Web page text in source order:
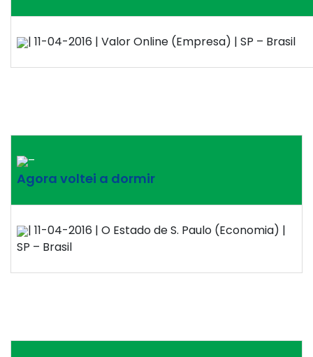
| 11-04-2016 | Valor Online (Empresa) | SP – Brasil
–
Agora voltei a dormir
| 11-04-2016 | O Estado de S. Paulo (Economia) |
SP – Brasil